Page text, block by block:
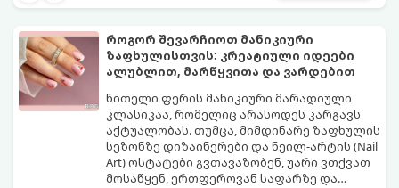
წელს გადაცილებული თითოეული
ქალბატონის გარდერობში უნდა იყოს:
როგორ შევარჩიოთ მანიკიური
ზაფხულისთვის: კრეატიული იდეები
ალუბლით, მარწყვითა და ვარდებით
წითელი ფერის მანიკიური მარადიული
კლასიკაა, რომელიც არასოდეს კარგავს
აქტუალობას. თუმცა, მიმდინარე ზაფხულის
სეზონზე დიზაინერები და ნეილ-არტის (Nail
Art) ოსტატები გვთავაზობენ, უარი ვთქვათ
მოსაწყენ, ერთფეროვან საფარზე და